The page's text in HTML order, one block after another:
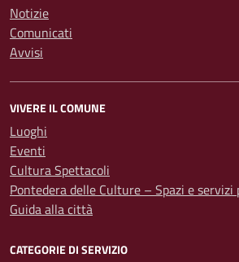
Notizie
Comunicati
Avvisi
VIVERE IL COMUNE
Luoghi
Eventi
Cultura Spettacoli
Pontedera delle Culture – Spazi e
Guida alla città
CATEGORIE DI SERVIZIO